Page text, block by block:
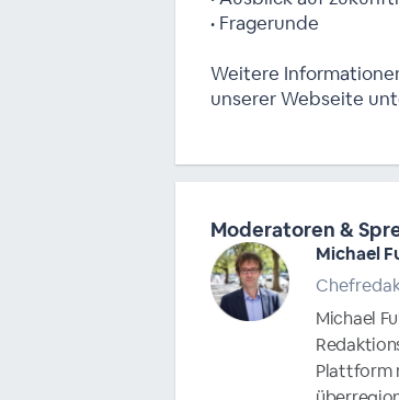
• Fragerunde
Weitere
unserer Webseite
Moderatoren &
Michael
Michael
Plattform